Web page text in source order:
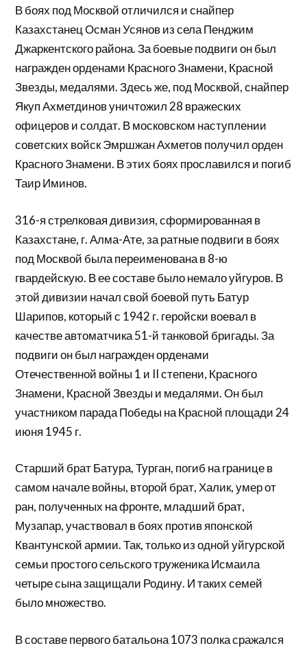
В боях под Москвой отличился и снайпер
Казахстанец Осман Усянов из села Пенджим
Джаркентского района. За боевые подвиги он был
награжден орденами Красного Знамени, Красной
Звезды, медаля­ми. Здесь же, под Москвой, снайпер
Якуп Ахметдинов уничтожил 28 вражеских
офицеров и солдат. В московском наступлении
советских войск Эмршжан Ахметов получил орден
Красного Зна­мени. В этих боях прославился и погиб
Таир Иминов.
316-я стрелковая дивизия, сформированная в
Казахстане, г. Алма-Ате, за ратные подвиги в боях
под Москвой была переименована в 8-ю
гвардейскую. В ее составе было немало уйгуров. В
этой диви­зии начал свой боевой путь Батур
Шарипов, который с 1942 г. геройски воевал в
качестве автоматчика 51-й танковой брига­ды. За
подвиги он был награжден орденами
Отечественной войны 1 и II степени, Красного
Знамени, Красной Звезды и медалями. Он был
участником парада Победы на Красной пло­щади 24
июня 1945 г.
Старший брат Батура, Турган, погиб на границе в
самом нача­ле войны, второй брат, Халик, умер от
ран, полученных на фронте, младший брат,
Музапар, участвовал в боях против японской
Квантунской армии. Так, только из одной уйгурской
семьи простого сельского труженика Исмаила
четыре сына защищали Родину. И таких семей
было множество.
В составе первого батальона 1073 полка сражался